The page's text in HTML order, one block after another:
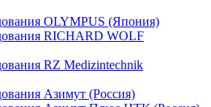
OLYMPUS (Япония)
RICHARD WOLF
RZ Medizintechnik
Азимут (Россия)